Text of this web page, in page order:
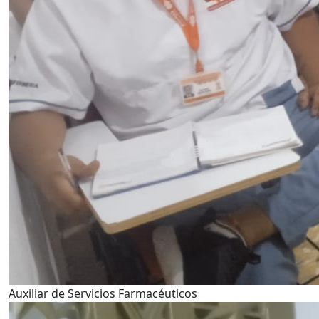
Auxiliar de Servicios Farmacéuticos